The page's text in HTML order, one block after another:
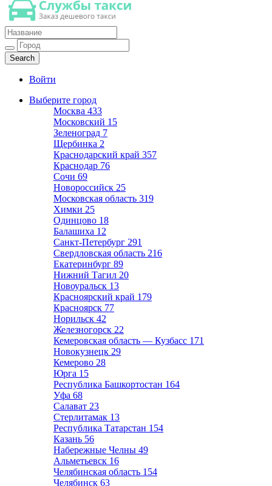
Такси недорогое
Заказ хорошего дешевого такси
Войти
Выберите город
Москва 433
Московский 15
Зеленоград 7
Щербинка 2
Краснодарский край 357
Краснодар 76
Сочи 69
Новороссийск 25
Московская область 319
Химки 25
Одинцово 18
Балашиха 12
Санкт-Петербург 291
Свердловская область 216
Екатеринбург 89
Нижний Тагил 20
Новоуральск 13
Красноярский край 179
Красноярск 77
Норильск 42
Железногорск 22
Кемеровская область — Кузбасс 171
Новокузнецк 29
Кемерово 28
Юрга 15
Республика Башкортостан 164
Уфа 68
Салават 23
Стерлитамак 13
Республика Татарстан 154
Казань 56
Набережные Челны 49
Альметьевск 16
Челябинская область 154
Челябинск 63